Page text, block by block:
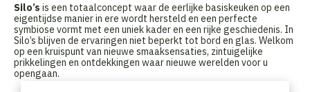
Silo’s is een totaalconcept waar de eerlijke basiskeuken op een
eigentijdse manier in ere wordt hersteld en een perfecte
symbiose vormt met een uniek kader en een rijke geschiedenis. In
Silo’s blijven de ervaringen niet beperkt tot bord en glas. Welkom
op een kruispunt van nieuwe smaaksensaties, zintuigelijke
prikkelingen en ontdekkingen waar nieuwe werelden voor u
opengaan.